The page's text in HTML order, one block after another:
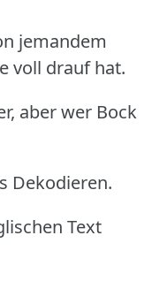
jemandem
voll drauf hat.
aber wer Bock
Dekodieren.
Text